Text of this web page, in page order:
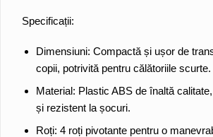
Specificații:
Dimensiuni: Compactă și ușor de
copii, potrivită pentru călătoriile scurte.
Material: Plastic ABS de înaltă
și rezistent la șocuri.
Roți: 4 roți pivotante pentru o